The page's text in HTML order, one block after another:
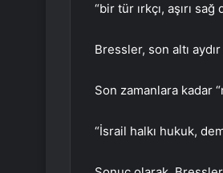
“bir tür ırkçı, aşırı
Bressler, son altı
Son zamanlara kadar
“İsrail halkı hukuk,